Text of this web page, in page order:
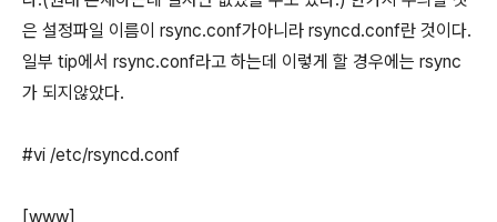
은 설정파일 이름이 rsync.conf가아니라 rsyncd.conf란 것이다.
일부 tip에서 rsync.conf라고 하는데 이렇게 할 경우에는 rsync
가 되지않았다.
#vi /etc/rsyncd.conf
[www]